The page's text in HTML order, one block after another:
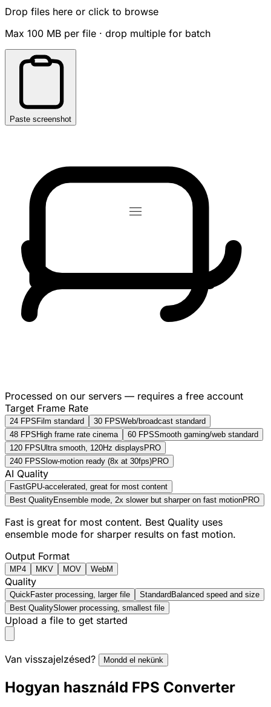
Drop files here or click to browse
Max 100 MB per file · drop multiple for batch
Paste screenshot
Processed on our servers — requires a free account
Target Frame Rate
24 FPS Film standard 30 FPSWeb/broadcast standard
48 FPS High frame rate cinema 60 FPSSmooth gaming/web standard
120 FPSUltra smooth, 120Hz displays PRO
240 FPSSlow-motion ready (8x at 30fps)PRO
AI Quality
FastGPU-accelerated, great for most content
Best QualityEnsemble mode, 2x slower but sharper on fast motionPRO
Fast is great for most content. Best Quality uses
ensemble mode for sharper results on fast motion.
Output Format
MP4 MKV MOV WebM
Quality
Quick Faster processing, larger file Standard Balanced speed and size
Best QualitySlower processing, smallest file
Upload a file to get started
Van visszajelzésed? Mondd el nekünk
Hogyan használd FPS Converter